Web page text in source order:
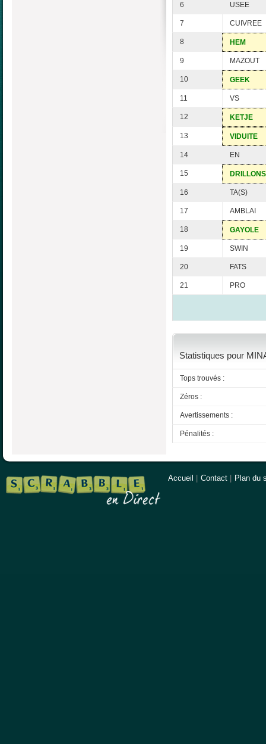
6 USEE
7 CUIVREE
8 HEM
9 MAZOUT
10 GEEK
11 VS
12 KETJE
13 VIDUITE
14 EN
15 DRILLONS
16 TA(S)
17 AMBLAI
18 GAYOLE
19 SWIN
20 FATS
21 PRO
Statistiques pour
Tops trouvés :
Zéros :
Avertissements :
Pénalités :
Accueil Contact Plan du